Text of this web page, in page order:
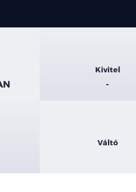
Kivitel
-
Váltó